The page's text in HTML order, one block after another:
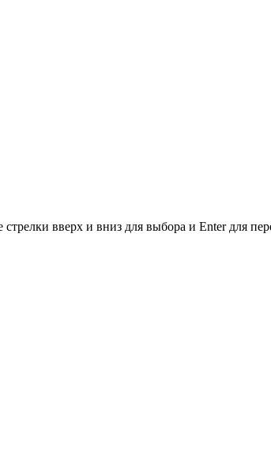
стрелки вверх и вниз для выбора и Enter для